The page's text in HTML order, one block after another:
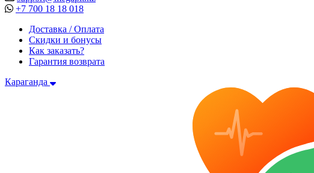
+7 700 18 18 018
Доставка / Оплата
Скидки и бонусы
Как заказать?
Гарантия возврата
Караганда